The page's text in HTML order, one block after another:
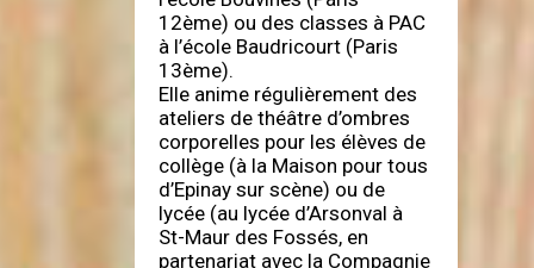
12ème) ou des classes à PAC
à l’école Baudricourt (Paris
13ème).
Elle anime régulièrement des
ateliers de théâtre d’ombres
corporelles pour les élèves de
collège (à la Maison pour tous
d’Epinay sur scène) ou de
lycée (au lycée d’Arsonval à
St-Maur des Fossés, en
partenariat avec la Compagnie